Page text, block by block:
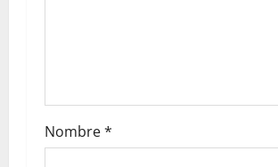
Nombre*